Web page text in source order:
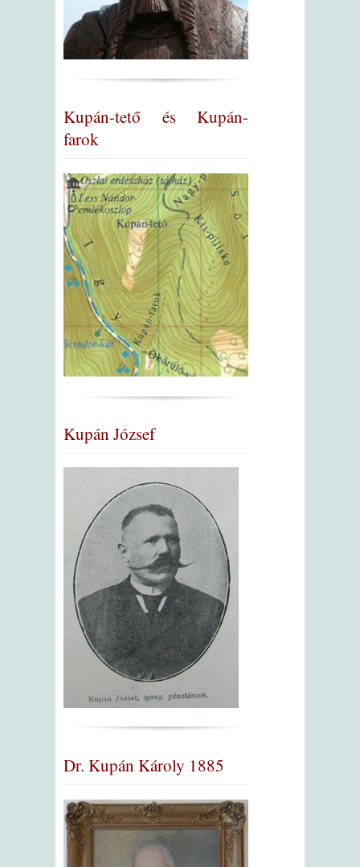
Kupán-tető és Kupán-
farok
Kupán József
Dr. Kupán Károly 1885